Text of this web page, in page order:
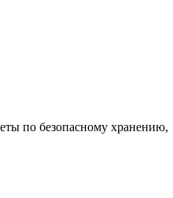
по безопасному хранению,